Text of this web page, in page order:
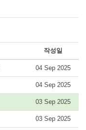
작성일
04 Sep 2025
04 Sep 2025
03 Sep 2025
03 Sep 2025